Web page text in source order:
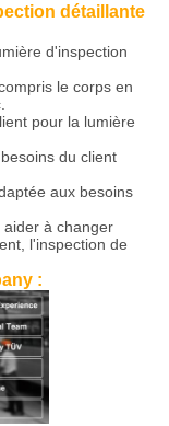
détaillante
d'inspection
le corps en
pour la lumière
du client
aux besoins
aider à changer
l'inspection de
: